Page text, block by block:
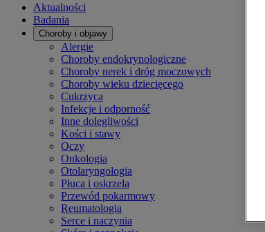
Aktualności
Badania
Choroby i objawy
Alergie
Choroby endokrynologiczne
Choroby nerek i dróg moczowych
Choroby wieku dziecięcego
Cukrzyca
Infekcje i odporność
Inne dolegliwości
Kości i stawy
Oczy
Onkologia
Otolaryngologia
Płuca i oskrzela
Przewód pokarmowy
Reumatologia
Serce i naczynia